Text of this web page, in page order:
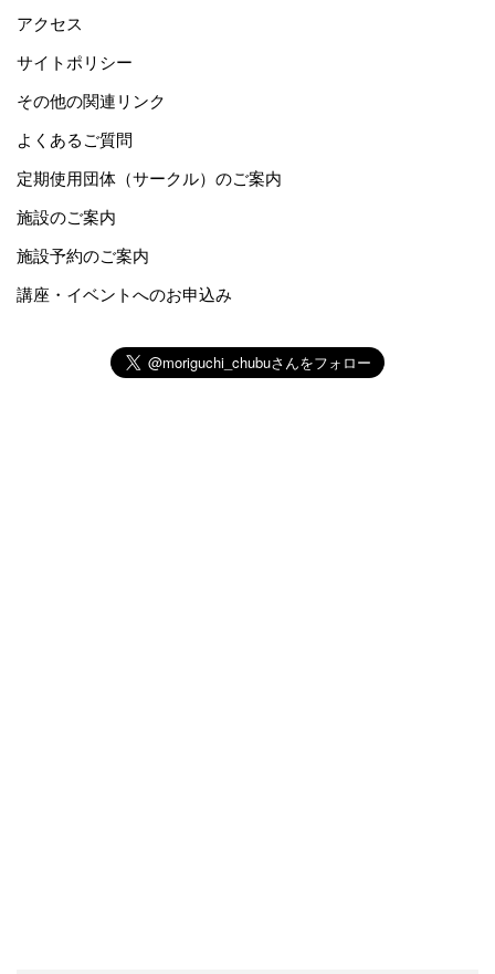
アクセス
サイトポリシー
その他の関連リンク
よくあるご質問
定期使用団体（サークル）のご案内
施設のご案内
施設予約のご案内
講座・イベントへのお申込み